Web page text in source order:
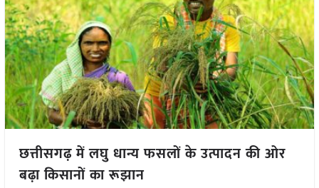
छत्तीसगढ़ में लघु धान्य फसलों के उत्पादन की ओर
बढ़ा किसानों का रूझान